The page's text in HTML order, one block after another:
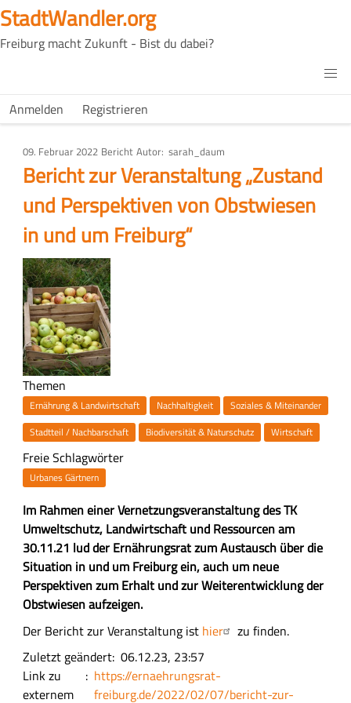
Direkt
zum
Inhalt
StadtWandler.org
Freiburg macht Zukunft - Bist du dabei?
Main
H4C
USER
Anmelden Registrieren
09. Februar 2022 Art
des
Artikels
Bericht Autor sarah_daum
Bericht zur Veranstaltung „Zustand
und Perspektiven von Obstwiesen
in und um Freiburg“
Bild
Themen
Ernährung & Landwirtschaft Nachhaltigkeit
Soziales & Miteinander
Stadtteil / Nachbarschaft
Biodiversität & Naturschutz Wirtschaft
Freie Schlagwörter
Urbanes Gärtnern
Z
u
s
a
m
m
e
n
f
a
s
Im Rahmen einer Vernetzungsveranstaltung des TK
Umweltschutz, Landwirtschaft und Ressourcen am
30.11.21 lud der Ernährungsrat zum Austausch über die
Situation in und um Freiburg ein, auch um neue
Perspektiven zum Erhalt und zur Weiterentwicklung der
Obstwiesen aufzeigen.
H
a
u
Der Bericht zur Veranstaltung ist hier
zu finden.
Zuletzt geändert 06.12.23, 23:57
Link zu
externem
https://ernaehrungsrat-
freiburg.de/2022/02/07/bericht-zur-